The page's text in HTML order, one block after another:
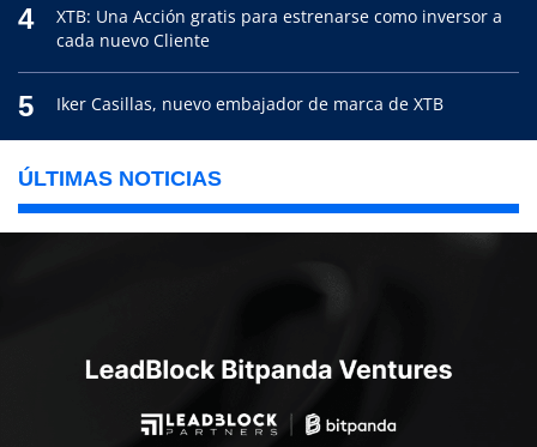
4
XTB: Una Acción gratis para estrenarse como inversor a
cada nuevo Cliente
5 Iker Casillas, nuevo embajador de marca de XTB
ÚLTIMAS NOTICIAS